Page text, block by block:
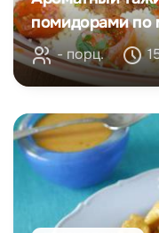
помидорами по
- порц.